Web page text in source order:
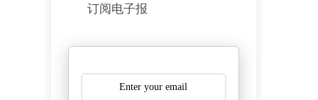
订阅电子报